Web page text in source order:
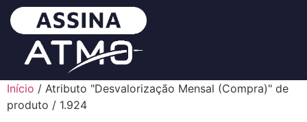
Início / Atributo "Desvalorização Mensal (Compra)" de
produto / 1.924